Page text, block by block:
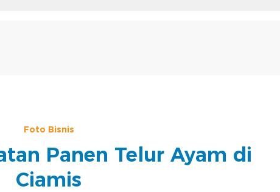
Foto Bisnis
Panen Telur Ayam di
Ciamis